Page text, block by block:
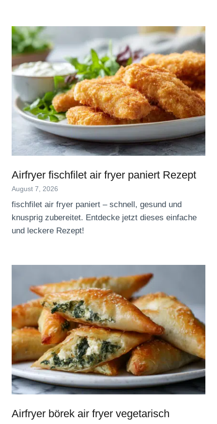
Airfryer fischfilet air fryer paniert Rezept
August 7, 2026
fischfilet air fryer paniert – schnell, gesund und
knusprig zubereitet. Entdecke jetzt dieses einfache
und leckere Rezept!
Airfryer börek air fryer vegetarisch